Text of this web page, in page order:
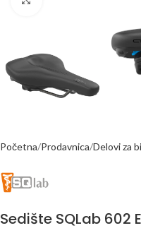
Početna Prodavnica Delovi za
Sedište SQLab 602